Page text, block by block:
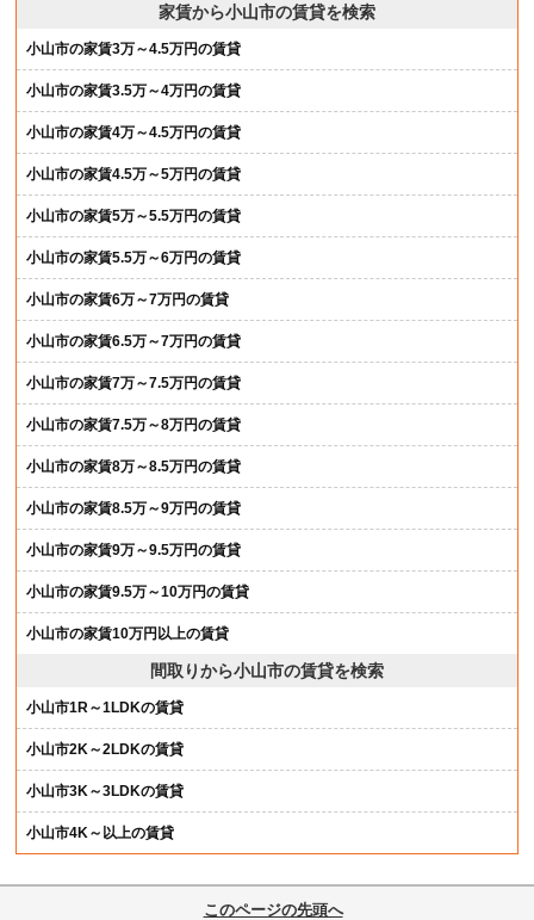
家賃から小山市の賃貸を検索
小山市の家賃3万～4.5万円の賃貸
小山市の家賃3.5万～4万円の賃貸
小山市の家賃4万～4.5万円の賃貸
小山市の家賃4.5万～5万円の賃貸
小山市の家賃5万～5.5万円の賃貸
小山市の家賃5.5万～6万円の賃貸
小山市の家賃6万～7万円の賃貸
小山市の家賃6.5万～7万円の賃貸
小山市の家賃7万～7.5万円の賃貸
小山市の家賃7.5万～8万円の賃貸
小山市の家賃8万～8.5万円の賃貸
小山市の家賃8.5万～9万円の賃貸
小山市の家賃9万～9.5万円の賃貸
小山市の家賃9.5万～10万円の賃貸
小山市の家賃10万円以上の賃貸
間取りから小山市の賃貸を検索
小山市1R～1LDKの賃貸
小山市2K～2LDKの賃貸
小山市3K～3LDKの賃貸
小山市4K～以上の賃貸
このページの先頭へ